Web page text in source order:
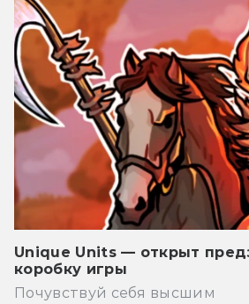
Unique Units — открыт
коробку игры
Почувствуй себя высшим